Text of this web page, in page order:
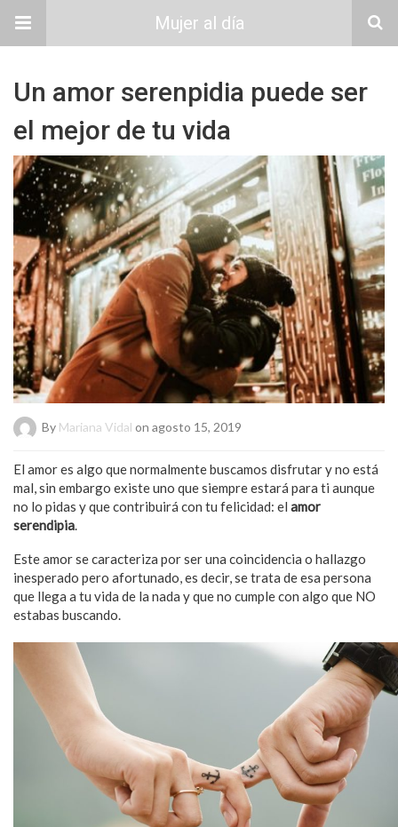
Mujer al día
Un amor serenpidia puede ser
el mejor de tu vida
By Mariana Vidal on agosto 15, 2019
El amor es algo que normalmente buscamos disfrutar y no está
mal, sin embargo existe uno que siempre estará para ti aunque
no lo pidas y que contribuirá con tu felicidad: el amor
serendipia.
Este amor se caracteriza por ser una coincidencia o hallazgo
inesperado pero afortunado, es decir, se trata de esa persona
que llega a tu vida de la nada y que no cumple con algo que NO
estabas buscando.